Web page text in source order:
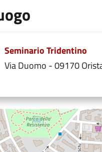
Seminario Tridentino
Via Duomo - 09170